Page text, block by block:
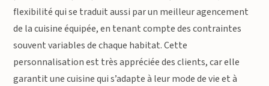
flexibilité qui se traduit aussi par un meilleur agencement
de la cuisine équipée, en tenant compte des contraintes
souvent variables de chaque habitat. Cette
personnalisation est très appréciée des clients, car elle
garantit une cuisine qui s’adapte à leur mode de vie et à